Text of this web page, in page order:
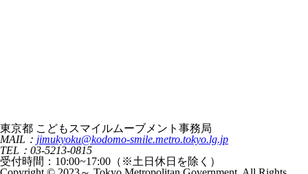
東京都 こどもスマイルムーブメント事務局
MAIL： jimukyoku@kodomo-smile.metro.tokyo.lg.jp
TEL：03-5213-0815
受付時間：10:00~17:00（※土日休日を除く）